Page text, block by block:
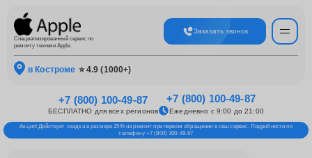
Специализированный сервис по
ремонту техники Apple
Заказать звонок
в Костроме ⭐ 4.9 (1000+)
+7 (800) 100-49-87
БЕСПЛАТНО для всех регионов
+7 (800) 100-49-87
Ежедневно с 9:00 до 21:00
Акция! Действует скидка в размере 25% на ремонт при первом обращении в наш сервис. Подробности по
телефону +7 (800) 100-49-87